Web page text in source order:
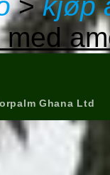
Ghana Ltd